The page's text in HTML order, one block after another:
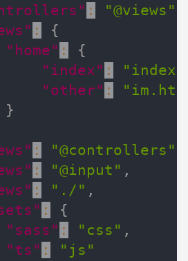
: "@views"
:
{
"home" :
{
"index" :
"other" :
}
: "@controllers"
: "@input" ,
: "./" ,
:
{
"sass" : "css" ,
"ts" :
"js"